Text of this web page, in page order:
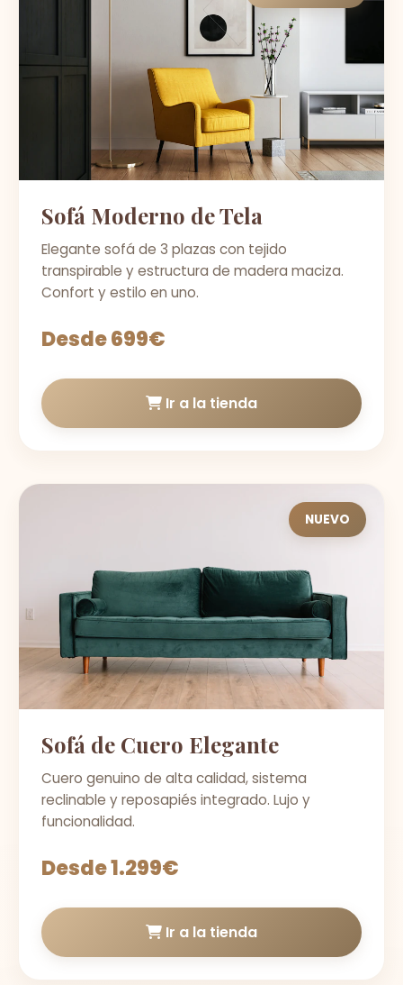
Sofá Moderno de Tela
Elegante sofá de 3 plazas con tejido
transpirable y estructura de madera maciza.
Confort y estilo en uno.
Desde 699€
Ir a la tienda
NUEVO
Sofá de Cuero Elegante
Cuero genuino de alta calidad, sistema
reclinable y reposapiés integrado. Lujo y
funcionalidad.
Desde 1.299€
Ir a la tienda